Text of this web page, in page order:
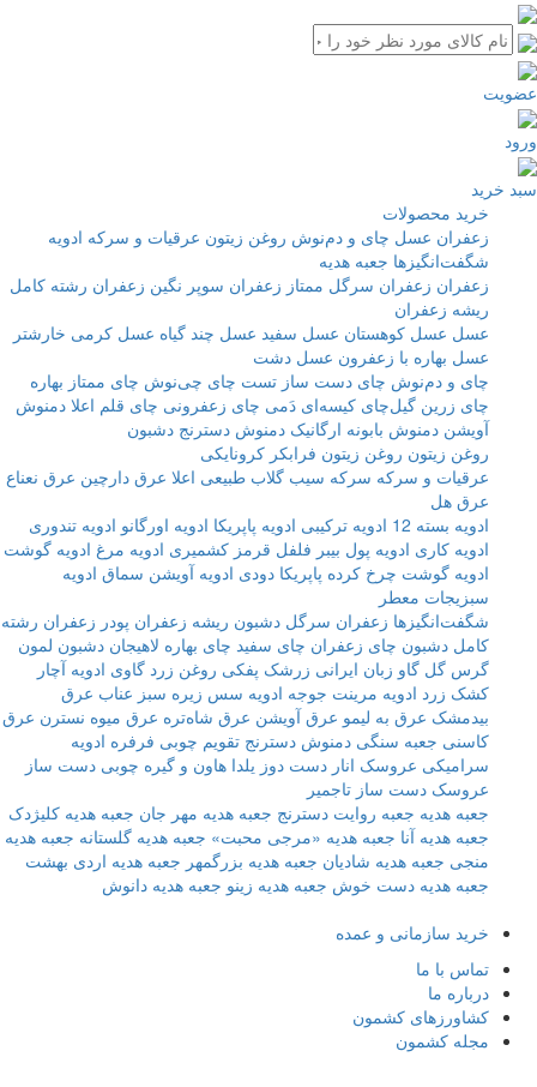
خرید
خرید محصولات
زعفرانعسل چای و دم‌نوش‌ روغن زیتونعرقیات و سرکه‌ ادویه
شگفت‌انگیزها جعبه هدیه
زعفرانزعفران سرگل ممتاز زعفران سوپر نگین زعفران رشته کامل
ریشه زعفران
عسل عسل کوهستان عسل سفید عسل چند گیاه عسل کرمی خارشتر
عسل بهاره با زعفرون عسل دشت
چای و دم‌نوش‌ چای دست سازتست چای چی‌نوش چای ممتاز بهاره
چای زرین گیل‌چای کیسه‌ای دَمی چای زعفرونیچای قلم اعلا دمنوش
آویشن دمنوش بابونه ارگانیک دمنوش دسترنج دشبون
روغن زیتونروغن زیتون فرابکر کرونایکی
عرقیات و سرکه‌ سرکه سیب گلاب طبیعی اعلا عرق دارچین عرق نعناع
عرق هل
ادویهبسته 12 ادویه ترکیبی ادویه پاپریکا ادویه اورگانو ادویه تندوری
ادویه کاری ادویه پول بیبر فلفل قرمز کشمیری ادویه مرغ ادویه گوشت
ادویه گوشت چرخ کرده پاپریکا دودیادویه آویشن سماق ادویه
سبزیجات معطر
شگفت‌انگیزها زعفران سرگل دشبون ریشه زعفران پودر زعفران رشته
کامل دشبون چای زعفران چای سفید چای بهاره لاهیجان دشبون لمون
گرس گل گاو زبان ایرانی زرشک پفکی روغن زرد گاوی ادویه آچار
کشک زرد ادویه مرینت جوجه ادویه سس زیره سبز عناب عرق
بیدمشک عرق به لیمو عرق آویشن عرق شاه‌تره عرق میوه نسترن عرق
کاسنی جعبه سنگی دمنوش دسترنجتقویم چوبی فرفره ادویه
سرامیکی عروسک انار دست دوز یلدا هاون و گیره چوبی دست ساز
عروسک دست ساز تاجمیر
جعبه هدیه جعبه روایت دسترنج جعبه هدیه مهر جانجعبه هدیه کلیژدک
جعبه هدیه آنا جعبه هدیه «مرجی محبت» جعبه هدیه گلستانه جعبه هدیه
منجی جعبه هدیه شادیانجعبه هدیه بزرگمهر جعبه هدیه اردی بهشت
جعبه هدیه دست خوش جعبه هدیه زینو جعبه هدیه دانوش
خرید سازمانی و عمده
تماس با ما
درباره ما
کشاورزهای کشمون
مجله کشمون